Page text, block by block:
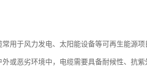
用于风力发电、太阳能设备等可再生能源项
或恶劣环境中，电缆需要具备耐候性、抗紫